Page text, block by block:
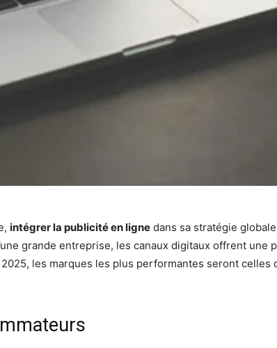
intégrer la publicité en ligne dans sa stratégie
grande entreprise, les canaux digitaux offrent une
les marques les plus performantes seront